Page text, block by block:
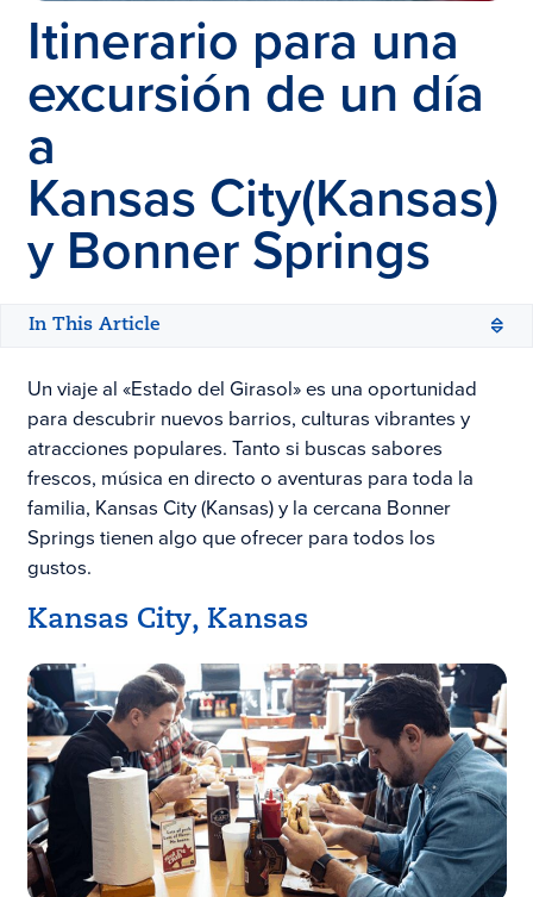
Itinerario para una
excursión de un día
a
Kansas City(Kansas)
y Bonner Springs
In This Article
Un viaje al «Estado del Girasol» es una oportunidad
para descubrir nuevos barrios, culturas vibrantes y
atracciones populares. Tanto si buscas sabores
frescos, música en directo o aventuras para toda la
familia, Kansas City (Kansas) y la cercana Bonner
Springs tienen algo que ofrecer para todos los
gustos.
Kansas City, Kansas